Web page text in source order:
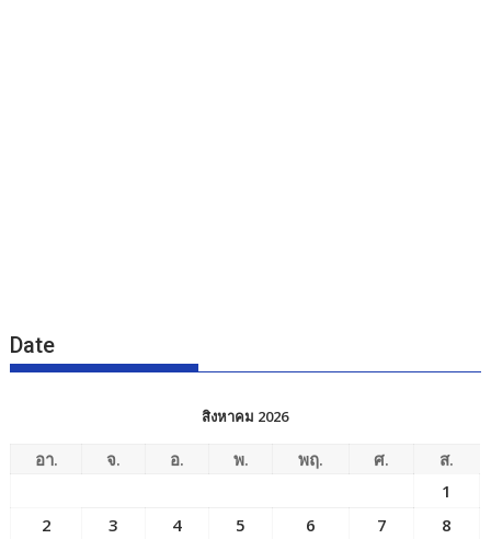
Date
สิงหาคม 2026
อา. จ. อ. พ. พฤ. ศ.
ส.
1
2
3 4 5 6 7
8